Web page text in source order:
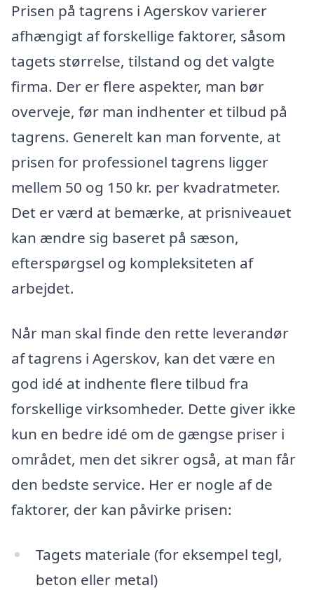
Prisen på tagrens i Agerskov varierer
afhængigt af forskellige faktorer, såsom
tagets størrelse, tilstand og det valgte
firma. Der er flere aspekter, man bør
overveje, før man indhenter et tilbud på
tagrens. Generelt kan man forvente, at
prisen for professionel tagrens ligger
mellem 50 og 150 kr. per kvadratmeter.
Det er værd at bemærke, at prisniveauet
kan ændre sig baseret på sæson,
efterspørgsel og kompleksiteten af
arbejdet.
Når man skal finde den rette leverandør
af tagrens i Agerskov, kan det være en
god idé at indhente flere tilbud fra
forskellige virksomheder. Dette giver ikke
kun en bedre idé om de gængse priser i
området, men det sikrer også, at man får
den bedste service. Her er nogle af de
faktorer, der kan påvirke prisen:
Tagets materiale (for eksempel tegl,
beton eller metal)